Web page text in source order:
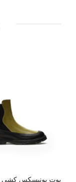
بوت یونیسکس کشی